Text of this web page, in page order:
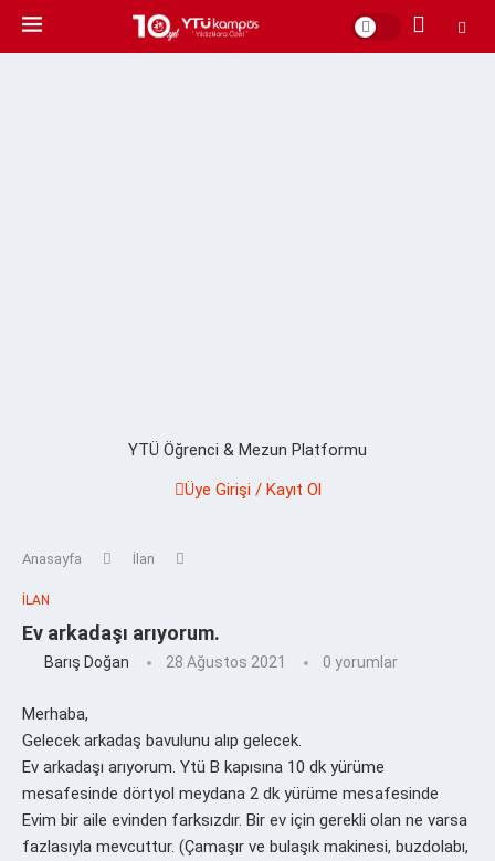
YTÜ Öğrenci & Mezun Platformu
Üye Girişi / Kayıt Ol
Anasayfa İlan
İLAN
Ev arkadaşı arıyorum.
Barış Doğan 28 Ağustos 2021 0 yorumlar
Merhaba,
Gelecek arkadaş bavulunu alıp gelecek.
Ev arkadaşı arıyorum. Ytü B kapısına 10 dk yürüme
mesafesinde dörtyol meydana 2 dk yürüme mesafesinde
Evim bir aile evinden farksızdır. Bir ev için gerekli olan ne varsa
fazlasıyla mevcuttur. (Çamaşır ve bulaşık makinesi, buzdolabı,